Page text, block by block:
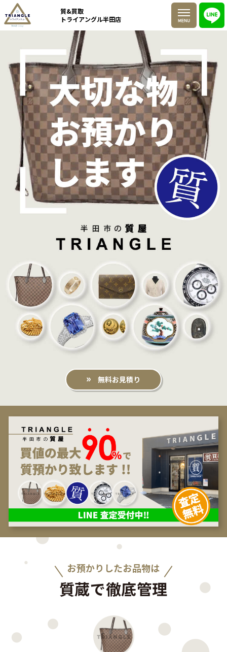
取扱商品
買取実績
お客様の声
質預かりについて
FAQ
査定はこちら
質&買取
トライアングル半田店
無料お見積り
お預かりしたお品物は
質蔵で徹底管理